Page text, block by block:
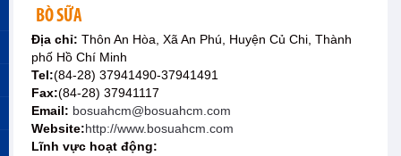
BÒ SỮA
Địa chỉ: Thôn An Hòa, Xã An Phú, Huyện Củ Chi, Thành
phố Hồ Chí Minh
Tel:(84-28) 37941490-37941491
Fax:(84-28) 37941117
Email: bosuahcm@bosuahcm.com
Website:http://www.bosuahcm.com
Lĩnh vực hoạt động: